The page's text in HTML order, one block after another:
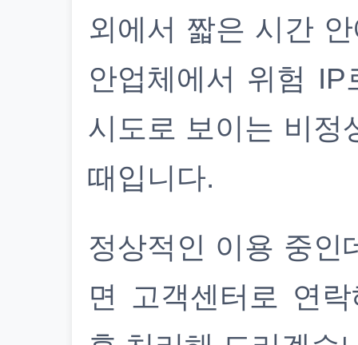
외에서 짧은 시간
안업체에서 위험
시도로 보이는 비정
때입니다.
정상적인 이용 중인
면 고객센터로 연